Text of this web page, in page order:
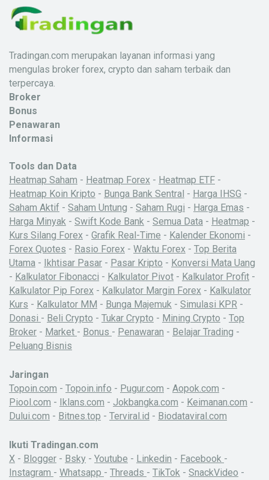
Tradingan.com merupakan layanan informasi yang
mengulas broker forex, crypto dan saham terbaik dan
terpercaya.
Broker
Bonus
Penawaran
Informasi
Tools dan Data
Heatmap Saham - Heatmap Forex - Heatmap ETF -
Heatmap Koin Kripto - Bunga Bank Sentral - Harga IHSG -
Saham Aktif - Saham Untung - Saham Rugi - Harga Emas -
Harga Minyak - Swift Kode Bank - Semua Data - Heatmap -
Kurs Silang Forex - Grafik Real-Time - Kalender Ekonomi -
Forex Quotes - Rasio Forex - Waktu Forex - Top Berita
Utama - Ikhtisar Pasar - Pasar Kripto - Konversi Mata Uang
- Kalkulator Fibonacci - Kalkulator Pivot - Kalkulator Profit -
Kalkulator Pip Forex - Kalkulator Margin Forex - Kalkulator
Kurs - Kalkulator MM - Bunga Majemuk - Simulasi KPR -
Donasi - Beli Crypto - Tukar Crypto - Mining Crypto - Top
Broker - Market - Bonus - Penawaran - Belajar Trading -
Peluang Bisnis
Jaringan
Topoin.com - Topoin.info - Pugur.com - Aopok.com -
Piool.com - Iklans.com - Jokbangka.com - Keimanan.com -
Dului.com - Bitnes.top - Terviral.id - Biodataviral.com
Ikuti Tradingan.com
X - Blogger - Bsky - Youtube - Linkedin - Facebook -
Instagram - Whatsapp - Threads - TikTok - SnackVideo -